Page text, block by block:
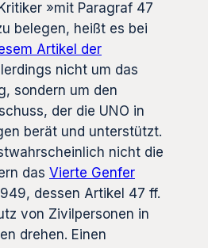
»mit Paragraf 47
belegen, heißt es bei
Artikel der
nicht um das
sondern um den
der die UNO in
berät und unterstützt.
nicht die
das Vierte Genfer
dessen Artikel 47 ff.
von Zivilpersonen in
drehen. Einen